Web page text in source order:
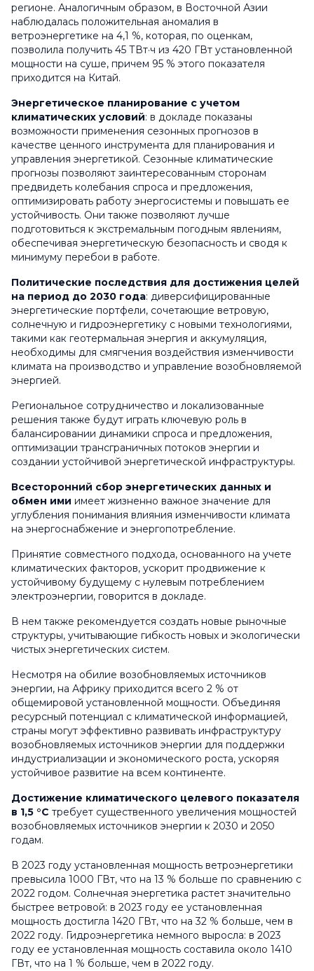
регионе. Аналогичным образом, в Восточной Азии
наблюдалась положительная аномалия в
ветроэнергетике на 4,1 %, которая, по оценкам,
позволила получить 45 ТВт·ч из 420 ГВт установленной
мощности на суше, причем 95 % этого показателя
приходится на Китай.
Энергетическое планирование с учетом
климатических условий: в докладе показаны
возможности применения сезонных прогнозов в
качестве ценного инструмента для планирования и
управления энергетикой. Сезонные климатические
прогнозы позволяют заинтересованным сторонам
предвидеть колебания спроса и предложения,
оптимизировать работу энергосистемы и повышать ее
устойчивость. Они также позволяют лучше
подготовиться к экстремальным погодным явлениям,
обеспечивая энергетическую безопасность и сводя к
минимуму перебои в работе.
Политические последствия для достижения целей
на период до 2030 года: диверсифицированные
энергетические портфели, сочетающие ветровую,
солнечную и гидроэнергетику с новыми технологиями,
такими как геотермальная энергия и аккумуляция,
необходимы для смягчения воздействия изменчивости
климата на производство и управление возобновляемой
энергией.
Региональное сотрудничество и локализованные
решения также будут играть ключевую роль в
балансировании динамики спроса и предложения,
оптимизации трансграничных потоков энергии и
создании устойчивой энергетической инфраструктуры.
Всесторонний сбор энергетических данных и
обмен ими имеет жизненно важное значение для
углубления понимания влияния изменчивости климата
на энергоснабжение и энергопотребление.
Принятие совместного подхода, основанного на учете
климатических факторов, ускорит продвижение к
устойчивому будущему с нулевым потреблением
электроэнергии, говорится в докладе.
В нем также рекомендуется создать новые рыночные
структуры, учитывающие гибкость новых и экологически
чистых энергетических систем.
Несмотря на обилие возобновляемых источников
энергии, на Африку приходится всего 2 % от
общемировой установленной мощности. Объединяя
ресурсный потенциал с климатической информацией,
страны могут эффективно развивать инфраструктуру
возобновляемых источников энергии для поддержки
индустриализации и экономического роста, ускоряя
устойчивое развитие на всем континенте.
Достижение климатического целевого показателя
в 1,5 °C требует существенного увеличения мощностей
возобновляемых источников энергии к 2030 и 2050
годам.
В 2023 году установленная мощность ветроэнергетики
превысила 1000 ГВт, что на 13 % больше по сравнению с
2022 годом. Солнечная энергетика растет значительно
быстрее ветровой: в 2023 году ее установленная
мощность достигла 1420 ГВт, что на 32 % больше, чем в
2022 году. Гидроэнергетика немного выросла: в 2023
году ее установленная мощность составила около 1410
ГВт, что на 1 % больше, чем в 2022 году.